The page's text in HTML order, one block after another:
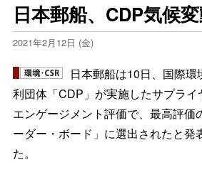
日本郵船、CDP気候
2021年2月12日 (金)
日本郵船は10日、国際環
利団体「CDP」が実施したサプライ
エンゲージメント評価で、最高評価
ーダー・ボード」に選出されたと発
た。